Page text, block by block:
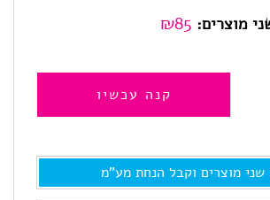
מוצרים: ₪85
קנה עכשיו
מוצרים וקבל הנחת מע"מ